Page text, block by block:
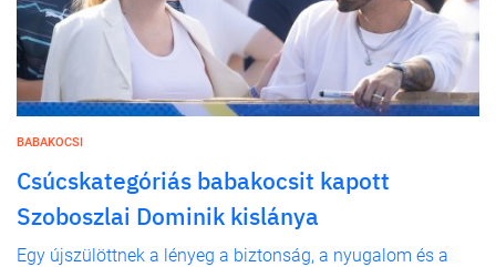
BABAKOCSI
Csúcskategóriás babakocsit kapott
Szoboszlai Dominik kislánya
Egy újszülöttnek a lényeg a biztonság, a nyugalom és a